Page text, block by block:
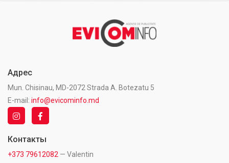
Адрес
Mun. Chisinau, MD-2072 Strada A. Botezatu 5
E-mail: info@evicominfo.md
Контакты
+373 79612082 — Valentin